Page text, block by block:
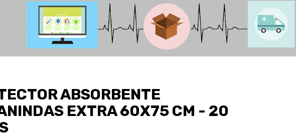
ABSORBENTE
EXTRA 60X75 CM - 20